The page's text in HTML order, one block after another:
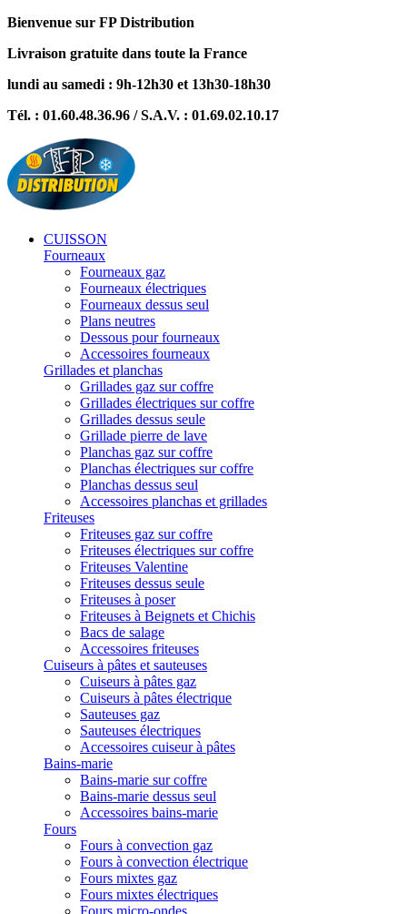
Bienvenue sur FP Distribution
Livraison gratuite dans toute la France
lundi au samedi : 9h-12h30 et 13h30-18h30
Tél. : 01.60.48.36.96 / S.A.V. : 01.69.02.10.17
CUISSON
Fourneaux
Fourneaux gaz
Fourneaux électriques
Fourneaux dessus seul
Plans neutres
Dessous pour fourneaux
Accessoires fourneaux
Grillades et planchas
Grillades gaz sur coffre
Grillades électriques sur coffre
Grillades dessus seule
Grillade pierre de lave
Planchas gaz sur coffre
Planchas électriques sur coffre
Planchas dessus seul
Accessoires planchas et grillades
Friteuses
Friteuses gaz sur coffre
Friteuses électriques sur coffre
Friteuses Valentine
Friteuses dessus seule
Friteuses à poser
Friteuses à Beignets et Chichis
Bacs de salage
Accessoires friteuses
Cuiseurs à pâtes et sauteuses
Cuiseurs à pâtes gaz
Cuiseurs à pâtes électrique
Sauteuses gaz
Sauteuses électriques
Accessoires cuiseur à pâtes
Bains-marie
Bains-marie sur coffre
Bains-marie dessus seul
Accessoires bains-marie
Fours
Fours à convection gaz
Fours à convection électrique
Fours mixtes gaz
Fours mixtes électriques
Fours micro-ondes